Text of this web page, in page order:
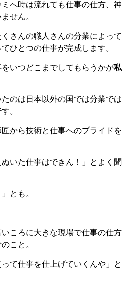
へ時は流れても仕事の仕方、神
せん。
くさんの職人さんの分業によって
ひとつの仕事が完成します。
いつどこまでしてもらうかが私
たのは日本以外の国では分業では
。
から技術と仕事へのプライドを
いた仕事はできん！」とよく聞
とも。
ころに大きな現場で仕事の仕方
こと。
て仕事を仕上げていくんや」と